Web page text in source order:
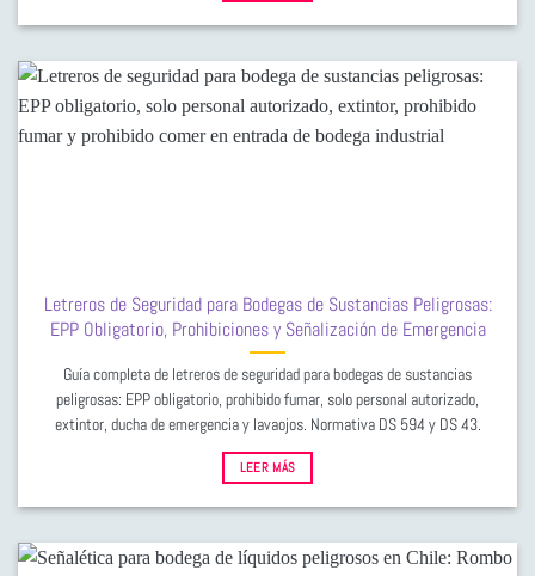
Letreros de Seguridad para Bodegas de Sustancias Peligrosas:
EPP Obligatorio, Prohibiciones y Señalización de Emergencia
Guía completa de letreros de seguridad para bodegas de sustancias
peligrosas: EPP obligatorio, prohibido fumar, solo personal autorizado,
extintor, ducha de emergencia y lavaojos. Normativa DS 594 y DS 43.
LEER MÁS